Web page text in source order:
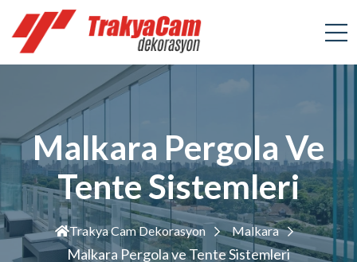
Malkara Pergola Ve
Tente Sistemleri
Trakya Cam Dekorasyon Malkara
Malkara Pergola ve Tente Sistemleri